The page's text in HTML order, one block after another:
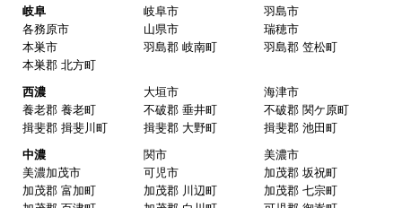
名古屋市南区
名古屋市守山区
名古屋市緑区
名古屋市名東区
名古屋市天白区
尾張
一宮市
瀬戸市
春日井市
江南市
小牧市
稲沢市
尾張旭市
岩倉市
豊明市
日進市
清須市
北名古屋市
東海市
大府市
知多市
愛西市
あま市
愛知郡 東郷町
海部郡 大治町
海部郡 蟹江町 海部郡 飛鳥村